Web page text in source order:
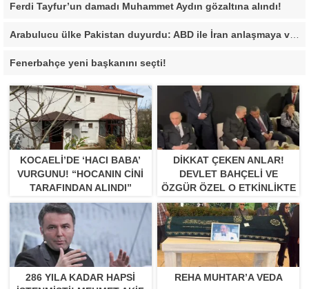
Ferdi Tayfur’un damadı Muhammet Aydın gözaltına alındı!
Arabulucu ülke Pakistan duyurdu: ABD ile İran anlaşmaya vardı
Fenerbahçe yeni başkanını seçti!
KOCAELI’DE ‘HACI BABA’
VURGUNU! “HOCANIN CINI
TARAFINDAN ALINDI”
DIKKAT ÇEKEN ANLAR!
DEVLET BAHÇELI VE
ÖZGÜR ÖZEL O ETKINLIKTE
BIR ARAYA GELDILER
286 YILA KADAR HAPSI
REHA MUHTAR’A VEDA